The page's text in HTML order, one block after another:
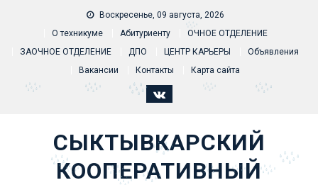
Воскресенье, 09 августа, 2026
О техникуме
Абитуриенту
ОЧНОЕ ОТДЕЛЕНИЕ
ЗАОЧНОЕ ОТДЕЛЕНИЕ
ДПО ЦЕНТР КАРЬЕРЫ
Объявления
Вакансии
Контакты Карта сайта
СЫКТЫВКАРСКИЙ
КООПЕРАТИВНЫЙ